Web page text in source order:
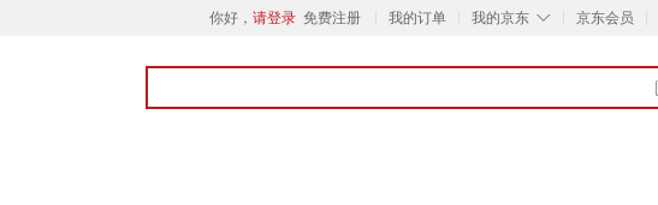
你好， 请登录 免费注册 我的订单 ◇
我的京东 京东会员